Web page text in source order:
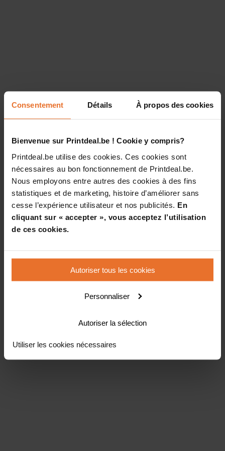
Consentement Détails À propos des cookies
Bienvenue sur Printdeal.be ! Cookie y compris?
Printdeal.be utilise des cookies. Ces cookies sont
nécessaires au bon fonctionnement de Printdeal.be.
Nous employons entre autres des cookies à des fins
statistiques et de marketing, histoire d’améliorer sans
cesse l’expérience utilisateur et nos publicités. En
cliquant sur « accepter », vous acceptez l’utilisation
de ces cookies.
Autoriser tous les cookies
Personnaliser
Autoriser la sélection
Utiliser les cookies nécessaires